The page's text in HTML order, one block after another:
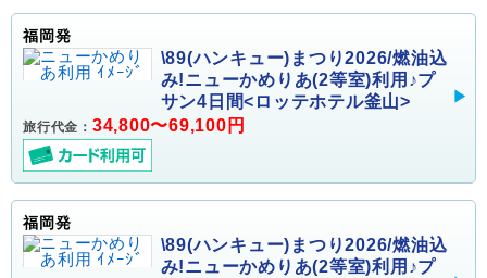
福岡発
\89(ハンキュー)まつり2026/燃油込
み!ニューかめりあ(2等室)利用♪プ
サン4日間<ロッテホテル釜山>
旅行代金： 34,800〜69,100円
福岡発
\89(ハンキュー)まつり2026/燃油込
み!ニューかめりあ(2等室)利用♪プ